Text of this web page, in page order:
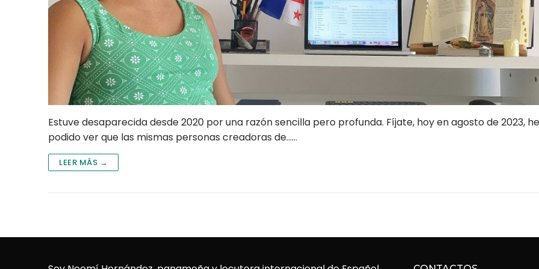
Estuve desaparecida desde 2020 por una razón sencilla pero profunda. Fíjate, hoy en agosto de 2023, he
podido ver que las mismas personas creadoras de……
LEER MÁS →